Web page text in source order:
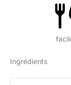
Ingrédients